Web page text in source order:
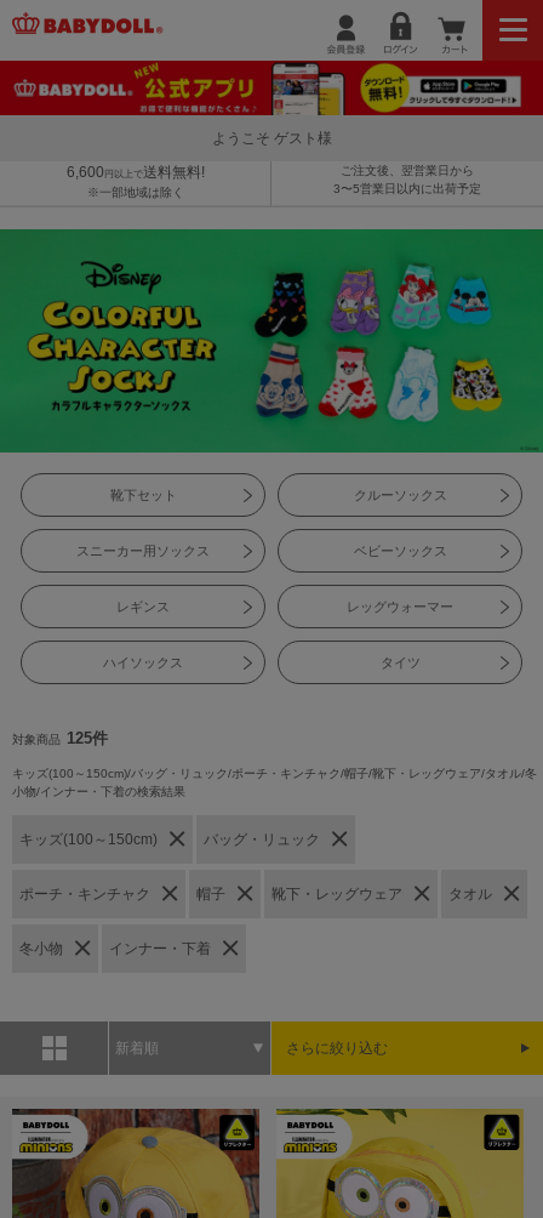
ようこそ ゲスト様
6,600 円以上で送料無料!
※一部地域は除く
ご注文後、翌営業日から
3〜5営業日以内に出荷予定
靴下セット クルーソックス
スニーカー用ソックス ベビーソックス
レギンス レッグウォーマー
ハイソックス タイツ
対象商品 125件
キッズ(100～150cm)/バッグ・リュック/ポーチ・キンチャク/帽子/靴下・レッグウェア/タオル/冬
小物/インナー・下着の検索結果
キッズ(100～150cm) バッグ・リュック
ポーチ・キンチャク 帽子 靴下・レッグウェア タオル
冬小物 インナー・下着
新着順 さらに絞り込む